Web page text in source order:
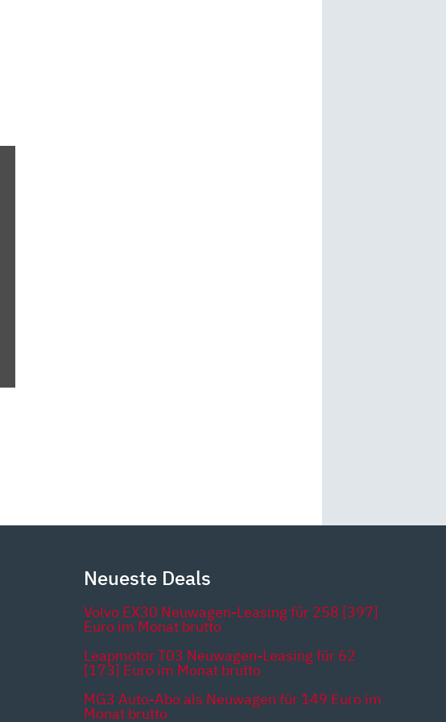
Neueste Deals
Volvo EX30 Neuwagen-Leasing für 258 [397]
Euro im Monat brutto
Leapmotor T03 Neuwagen-Leasing für 62
[173] Euro im Monat brutto
MG3 Auto-Abo als Neuwagen für 149 Euro im
Monat brutto